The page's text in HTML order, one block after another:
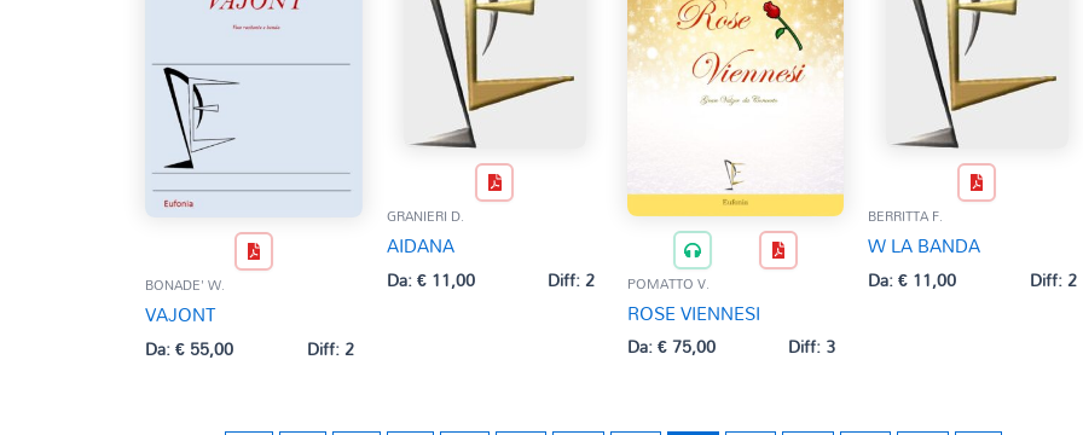
BONADE' W.
VAJONT
Da:€55,00 Diff: 2
GRANIERI D.
AIDANA
Da:€11,00 Diff: 2 POMATTO V.
ROSE VIENNESI
Da:€75,00 Diff: 3
BERRITTA F.
W LA BANDA
Da:€11,00 Diff: 2